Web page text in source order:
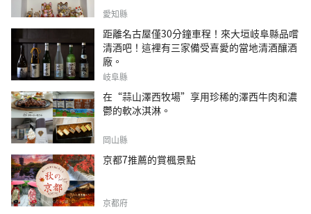
愛知縣
距離名古屋僅30分鐘車程！來大垣岐阜縣品嚐
清酒吧！這裡有三家備受喜愛的當地清酒釀酒
廠。
岐阜縣
在“蒜山澤西牧場”享用珍稀的澤西牛肉和濃
鬱的軟冰淇淋。
岡山縣
京都7推薦的賞楓景點
京都府